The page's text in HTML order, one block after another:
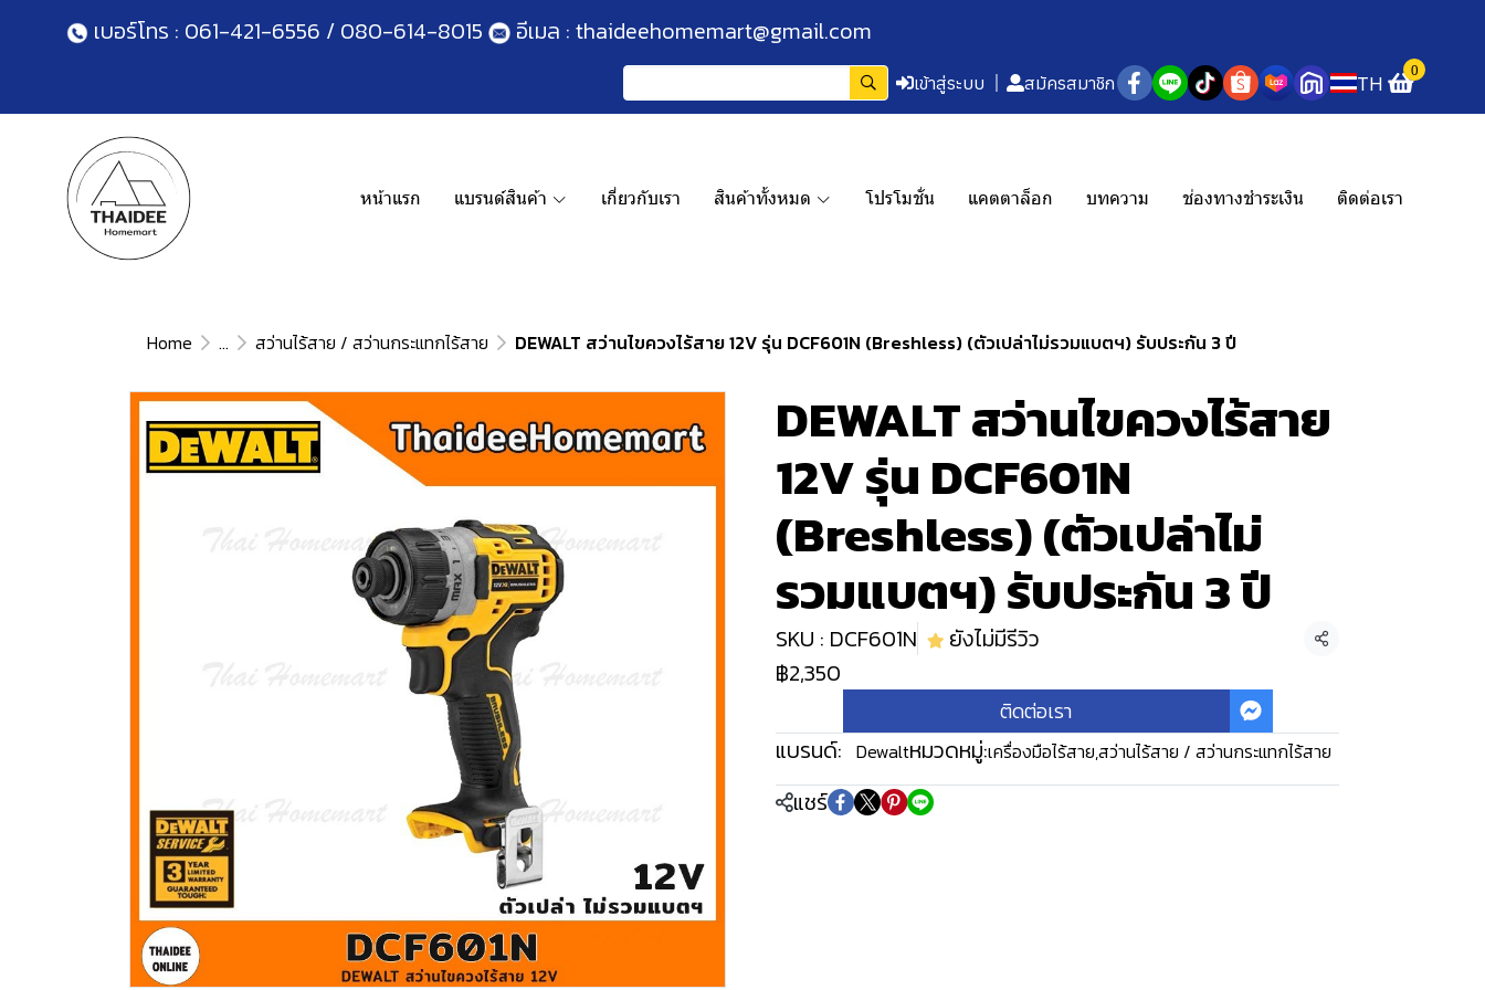
เบอร์โทร : 061-421-6556 / 080-614-8015 อีเมล : thaideehomemart@gmail.com
เข้าสู่ระบบ สมัครสมาชิก TH 0
หน้าแรก แบรนด์สินค้า เกี่ยวกับเรา สินค้าทั้งหมด โปรโมชั่น แคตตาล็อก บทความ ช่องทางชำระเงิน ติดต่อเรา
Home ... สว่านไร้สาย / สว่านกระแทกไร้สาย DEWALT สว่านไขควงไร้สาย 12V รุ่น DCF601N (Breshless) (ตัวเปล่าไม่รวมแบตฯ) รับประกัน 3 ปี
DEWALT สว่านไขควงไร้สาย
12V รุ่น DCF601N
(Breshless) (ตัวเปล่าไม่
รวมแบตฯ) รับประกัน 3 ปี
SKU : DCF601N ยังไม่มีรีวิว แชร์
฿2,350
ติดต่อเรา
แบรนด์: Dewaltหมวดหมู่:เครื่องมือไร้สาย,สว่านไร้สาย / สว่านกระแทกไร้สาย
แชร์